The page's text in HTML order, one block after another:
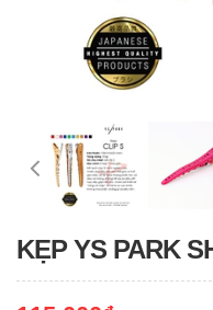
KẸP YS PARK